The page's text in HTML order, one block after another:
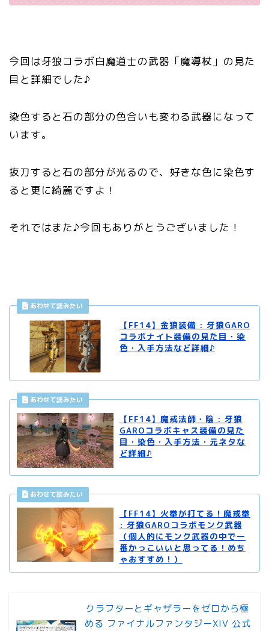
今回は牙狼コラボ白魔道士の武器「魔導杖」の見た
目と詳細でした♪
染色すると石の部分の色合いも変わる武器になって
います。
抜刀すると石の部分が光るので、好きな色に染色す
ると更に綺麗ですよ！
それではまた♪今回もありがとうございました！
【FF14】金狼装備 : 牙狼GARO
コラボナイト装備の見た目・染
色・入手方法など詳細♪
【FF14】魔戒法師・陰 : 牙狼
GAROコラボキャス装備の見た
目・染色・入手方法・元ネタな
ど詳細♪
【FF14】火拳が打てる！魔戒拳
: 牙狼GAROコラボモンク武器
（個人的にモンク武器の中で一
番かっこいいと思ってる！めち
ゃおすすめ！）
クラフターとギャザラーをゼロから極
める ファイナルファンタジーXIV 公式